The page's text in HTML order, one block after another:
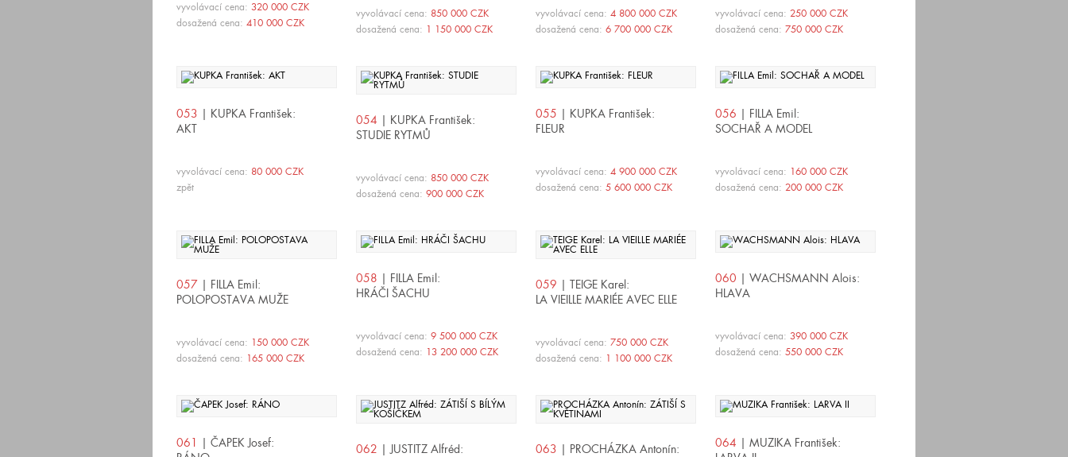
vyvolávací cena: 320 000 CZK
dosažená cena: 410 000 CZK
vyvolávací cena: 850 000 CZK
dosažená cena: 1 150 000 CZK
vyvolávací cena: 4 800 000 CZK
dosažená cena: 6 700 000 CZK
vyvolávací cena: 250 000 CZK
dosažená cena: 750 000 CZK
053 | KUPKA František:
AKT
vyvolávací cena: 80 000 CZK
zpět
054 | KUPKA František:
STUDIE RYTMŮ
vyvolávací cena: 850 000 CZK
dosažená cena: 900 000 CZK
055 | KUPKA František:
FLEUR
vyvolávací cena: 4 900 000 CZK
dosažená cena: 5 600 000 CZK
056 | FILLA Emil:
SOCHAŘ A MODEL
vyvolávací cena: 160 000 CZK
dosažená cena: 200 000 CZK
057 | FILLA Emil:
POLOPOSTAVA MUŽE
vyvolávací cena: 150 000 CZK
dosažená cena: 165 000 CZK
058 | FILLA Emil:
HRÁČI ŠACHU
vyvolávací cena: 9 500 000 CZK
dosažená cena: 13 200 000 CZK
059 | TEIGE Karel:
LA VIEILLE MARIÉE AVEC ELLE
vyvolávací cena: 750 000 CZK
dosažená cena: 1 100 000 CZK
060 | WACHSMANN Alois:
HLAVA
vyvolávací cena: 390 000 CZK
dosažená cena: 550 000 CZK
061 | ČAPEK Josef:
062 | JUSTITZ Alfréd: 063 | PROCHÁZKA Antonín: 064 | MUZIKA František: